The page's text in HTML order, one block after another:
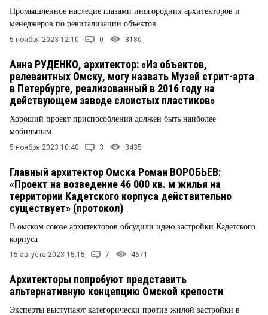
Промышленное наследие глазами иногородних архитекторов и
менеджеров по ревитализации объектов
5 ноября 2023 12:10 0 3180
Анна РУДЕНКО, архитектор: «Из объектов,
релевантных Омску, могу назвать Музей стрит-арта
в Петербурге, реализованный в 2016 году на
действующем заводе слоистых пластиков»
Хороший проект приспособления должен быть наиболее
мобильным
5 ноября 2023 10:40 3 3435
Главный архитектор Омска Роман ВОРОБЬЕВ:
«Проект на возведение 46 000 кв. м жилья на
территории Кадетского корпуса действительно
существует» (протокол)
В омском союзе архитекторов обсудили идею застройки Кадетского
корпуса
15 августа 2023 15:15 7 4671
Архитекторы попробуют представить
альтернативную концепцию Омской крепости
Эксперты выступают категорически против жилой застройки в